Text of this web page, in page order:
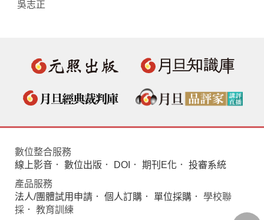
吳志正
數位整合服務
線上影音 ． 數位出版 ． DOI ． 期刊E化 ． 投審系統
產品服務
法人/團體試用申請 ． 個人訂購 ． 單位採購 ． 學校聯
採． 教育訓練